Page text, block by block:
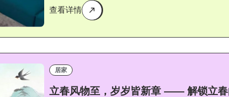
查看详情
居家
立春风物至，岁岁皆新章 —— 解锁立春